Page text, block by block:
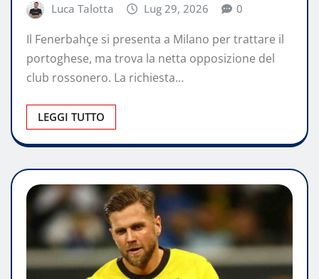
Luca Talotta Lug 29, 2026 0
Il Fenerbahçe si presenta a Milano per trattare il
portoghese, ma trova la netta opposizione del
club rossonero. La richiesta…
LEGGI TUTTO